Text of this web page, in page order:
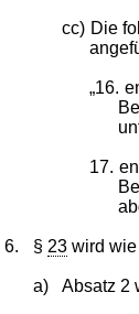
cc) Die
„16.
17.
6. § 23 wird
a) Absatz 2